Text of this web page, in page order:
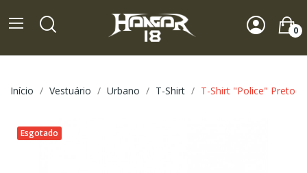
0
Início Vestuário Urbano T-Shirt T-Shirt "Police" Preto
Esgotado